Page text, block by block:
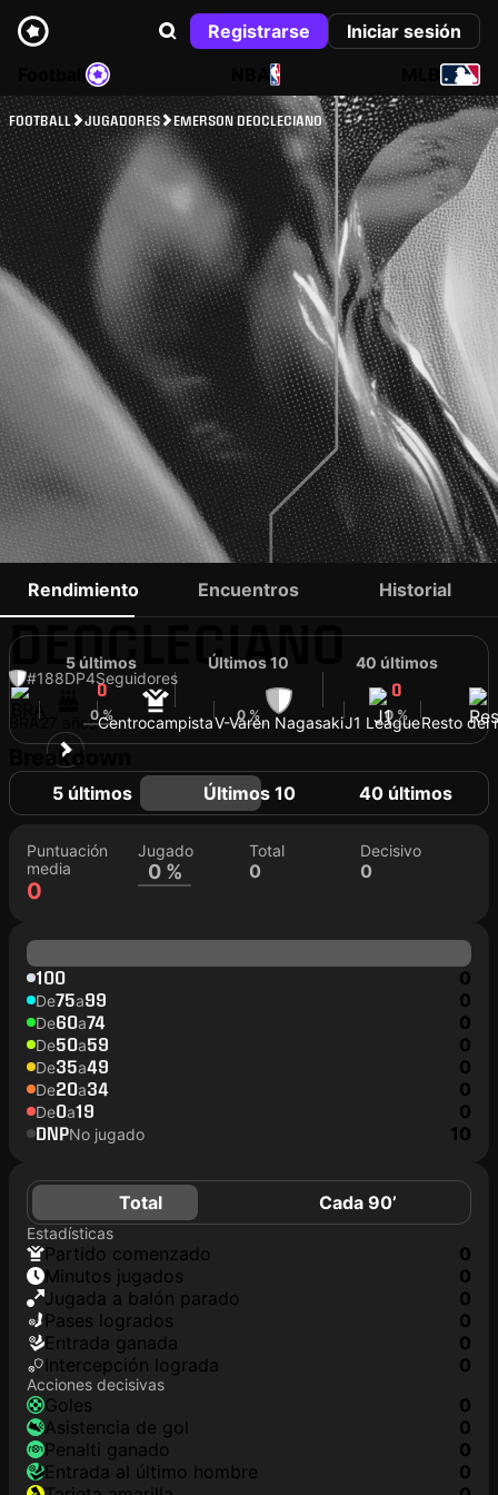
Registrarse
Iniciar sesión
NBA
FOOTBALL JUGADORES EMERSON DEOCLECIANO
EMERSON
DEOCLECIANO
#188DP4Seguidores
27 añosCentrocampistaV-Varen NagasakiJ1 LeagueResto del
Rendimiento Encuentros Historial
5 últimos
0
0 %
Últimos 10
0 %
40 últimos
0
0 %
Breakdown
5 últimos Últimos 10 40 últimos
Puntuación
media
0
Jugado
0 %
Total
0
Decisivo
0
100 0
De75a99 0
De60a74 0
De50a59 0
De35a49 0
De20a34 0
De0a19 0
DNPNo jugado 10
Total Cada 90’
Estadísticas
partido comenzado
0
minutos jugados
0
jugada a balón parado
0
pases logrados
0
Entrada ganada
0
Intercepción lograda
0
Acciones decisivas
goles
0
asistencia de gol
0
Penalti ganado
0
Entrada al último hombre
0